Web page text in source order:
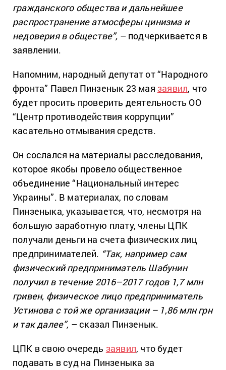
гражданского общества и дальнейшее
распространение атмосферы цинизма и
недоверия в обществе”, – подчеркивается в
заявлении.
Напомним, народный депутат от “Народного
фронта” Павел Пинзенык 23 мая заявил, что
будет просить проверить деятельность ОО
“Центр противодействия коррупции”
касательно отмывания средств.
Он сослался на материалы расследования,
которое якобы провело общественное
объединение “Национальный интерес
Украины”. В материалах, по словам
Пинзеныка, указывается, что, несмотря на
большую заработную плату, члены ЦПК
получали деньги на счета физических лиц
предпринимателей. “Так, например сам
физический предприниматель Шабунин
получил в течение 2016–2017 годов 1,7 млн
гривен, физическое лицо предприниматель
Устинова с той же организации – 1,86 млн грн
и так далее”, – сказал Пинзенык.
ЦПК в свою очередь заявил, что будет
подавать в суд на Пинзеныка за